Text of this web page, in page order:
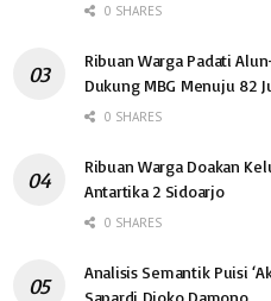
0 SHARES
Ribuan Warga Padati
Dukung MBG Menuju 82
0 SHARES
Ribuan Warga Doakan
Antartika 2 Sidoarjo
0 SHARES
Analisis Semantik Puisi
Sapardi Djoko Damono